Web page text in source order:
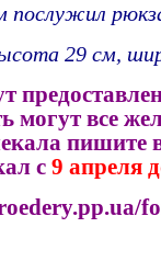
29 см,
могут все
пишите
с 9 апреля